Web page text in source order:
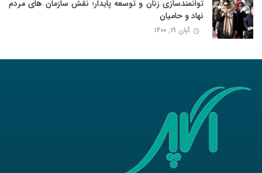
توانمندسازی زنان و توسعه پایدار؛ نقش سازمان های مردم
نهاد و حامیان
آبان ۱۹, ۱۴۰۰